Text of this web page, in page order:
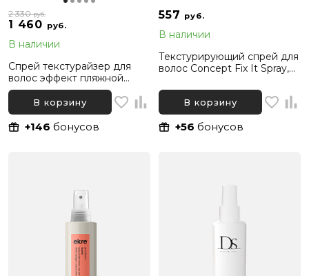
1 460 руб.
2 330руб.
В наличии
Спрей текстурайзер для
волос эффект пляжной
волны Inebrya Style-In Salt
Spray, 200 мл
В корзину
+146 бонусов
557 руб.
В наличии
Текстурирующий спрей для
волос Concept Fix It Spray,
В корзину
+56 бонусов